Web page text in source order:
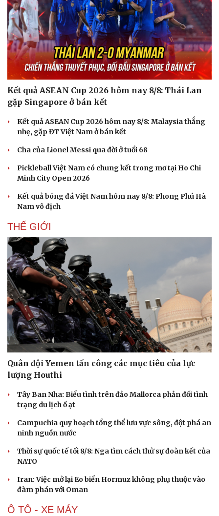
Kết quả ASEAN Cup 2026 hôm nay 8/8: Thái Lan
gặp Singapore ở bán kết
Kết quả ASEAN Cup 2026 hôm nay 8/8: Malaysia thắng
nhẹ, gặp ĐT Việt Nam ở bán kết
Cha của Lionel Messi qua đời ở tuổi 68
Pickleball Việt Nam có chung kết trong mơ tại Ho Chi
Minh City Open 2026
Kết quả bóng đá Việt Nam hôm nay 8/8: Phong Phú Hà
Nam vô địch
THẾ GIỚI
Quân đội Yemen tấn công các mục tiêu của lực
lượng Houthi
Tây Ban Nha: Biểu tình trên đảo Mallorca phản đối tình
trạng du lịch ồ ạt
Campuchia quy hoạch tổng thể lưu vực sông, đột phá an
ninh nguồn nước
Thời sự quốc tế tối 8/8: Nga tìm cách thử sự đoàn kết của
NATO
Iran: Việc mở lại Eo biển Hormuz không phụ thuộc vào
đàm phán với Oman
Ô TÔ - XE MÁY